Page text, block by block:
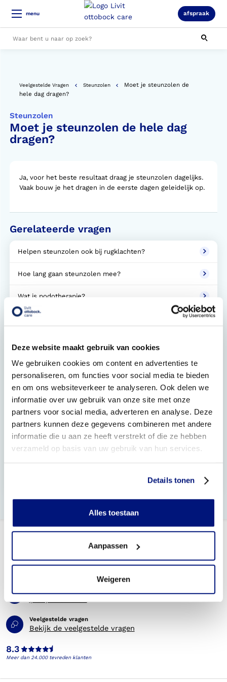
Deze website maakt gebruik van cookies
We gebruiken cookies om content en advertenties te
personaliseren, om functies voor social media te bieden
en om ons websiteverkeer te analyseren. Ook delen we
informatie over uw gebruik van onze site met onze
partners voor social media, adverteren en analyse. Deze
partners kunnen deze gegevens combineren met andere
informatie die u aan ze heeft verstrekt of die ze hebben
verzameld op basis van uw gebruik van hun services.
Details tonen
Alles toestaan
Aanpassen
Weigeren
menu afspraak
Veelgestelde Vragen Steunzolen
Moet je steunzolen de
hele dag dragen?
Steunzolen
Moet je steunzolen de hele dag
dragen?
Ja, voor het beste resultaat draag je steunzolen dagelijks.
Vaak bouw je het dragen in de eerste dagen geleidelijk op.
Gerelateerde vragen
Helpen steunzolen ook bij rugklachten?
Hoe lang gaan steunzolen mee?
Wat is podotherapie?
Wat is een verwijsbrief?
orthopedische aanpassing aan een confectieschoen
(OVAC)?
Bij welke klachten helpen steunzolen?
Wat kosten steunzolen en worden ze vergoed?
Moet ik zelf de vergoeding voor de steunzolen via mijn
zorgverzekeraar regelen?
Welke schoenen zijn geschikt voor steunzolen?
Veelgestelde vragen
Bekijk de veelgestelde vragen
8.3
Meer dan 24.000 tevreden klanten